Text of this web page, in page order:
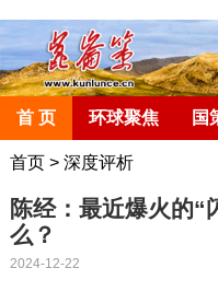
首 页 环球聚焦 国
首页> 深度评析
陈经：最近爆火的“
么？
2024-12-22